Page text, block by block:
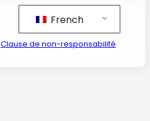
French
Clause de non-responsabilité